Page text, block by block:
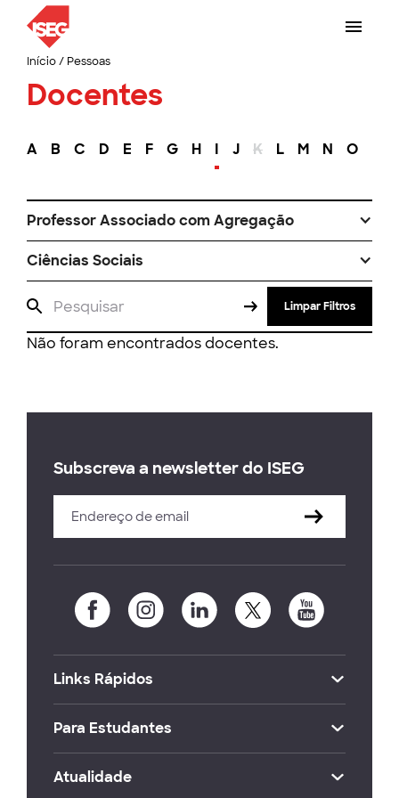
Início/ Pessoas
Docentes
A B C D E F G H I J K L M N O
Professor Associado com Agregação
Ciências Sociais
Limpar Filtros
Não foram encontrados docentes.
Subscreva a newsletter do ISEG
Links Rápidos
Para Estudantes
Atualidade